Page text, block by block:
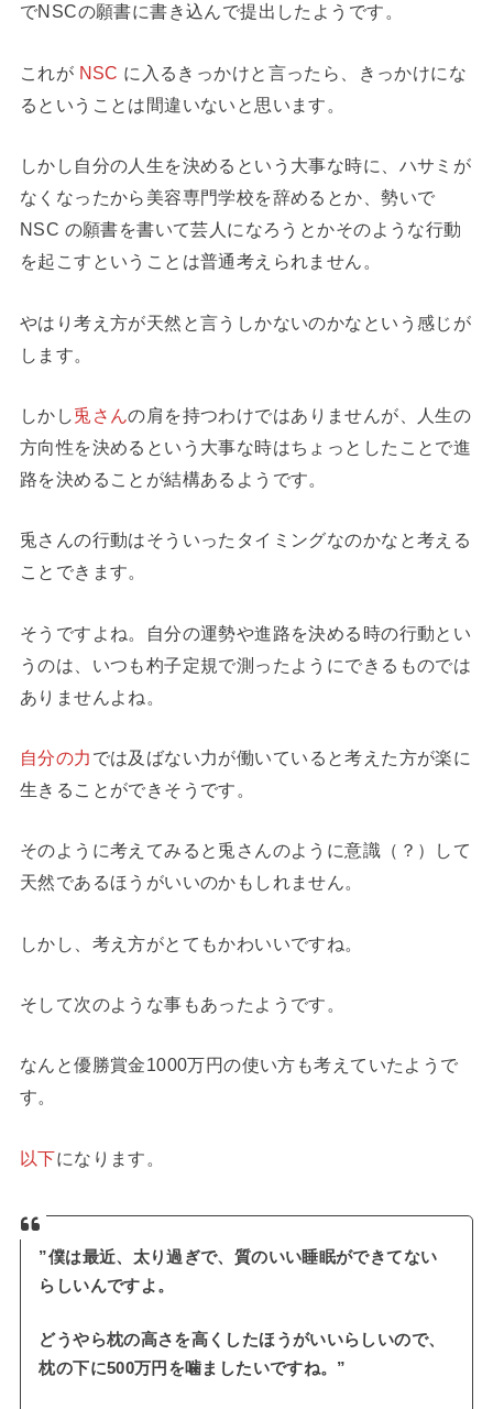
でNSCの願書に書き込んで提出したようです。
これが NSC に入るきっかけと言ったら、きっかけにな
るということは間違いないと思います。
しかし自分の人生を決めるという大事な時に、ハサミが
なくなったから美容専門学校を辞めるとか、勢いで
NSC の願書を書いて芸人になろうとかそのような行動
を起こすということは普通考えられません。
やはり考え方が天然と言うしかないのかなという感じが
します。
しかし兎さんの肩を持つわけではありませんが、人生の
方向性を決めるという大事な時はちょっとしたことで進
路を決めることが結構あるようです。
兎さんの行動はそういったタイミングなのかなと考える
ことできます。
そうですよね。自分の運勢や進路を決める時の行動とい
うのは、いつも杓子定規で測ったようにできるものでは
ありませんよね。
自分の力 では及ばない力が働いていると考えた方が楽に
生きることができそうです。
そのように考えてみると兎さんのように意識（？）して
天然であるほうがいいのかもしれません。
しかし、考え方がとてもかわいいですね。
そして次のような事もあったようです。
なんと優勝賞金1000万円の使い方も考えていたようで
す。
以下になります。
”僕は最近、太り過ぎで、質のいい睡眠ができてない
らしいんですよ。
どうやら枕の高さを高くしたほうがいいらしいので、
枕の下に500万円を噛ましたいですね。”